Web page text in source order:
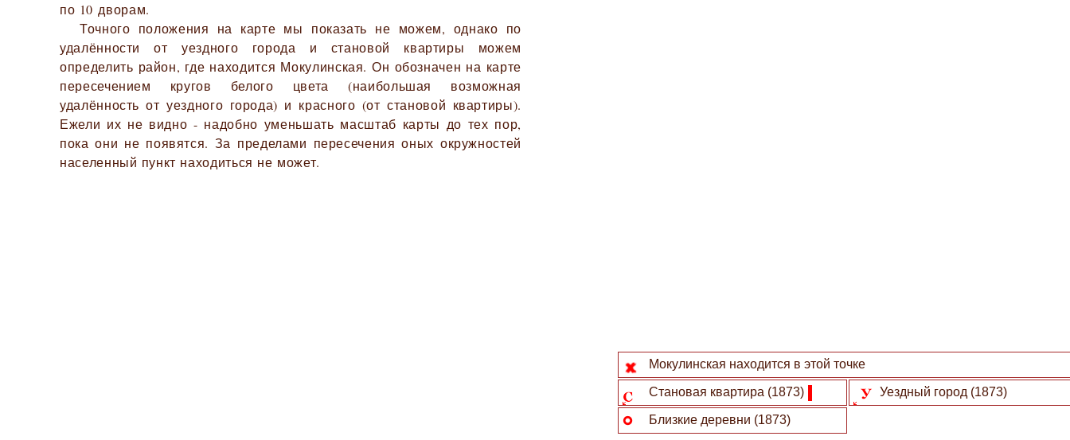
по 10 дворам.
Точного положения на карте мы показать не можем, однако по
удалённости от уездного города и становой квартиры можем
определить район, где находится Мокулинская. Он обозначен на карте
пересечением кругов белого цвета (наибольшая возможная
удалённость от уездного города) и красного (от становой квартиры).
Ежели их не видно - надобно уменьшать масштаб карты до тех пор,
пока они не появятся. За пределами пересечения оных окружностей
населенный пункт находиться не может.
Мокулинская находится в этой точке
Становая квартира (1873) Уездный город (1873)
Близкие деревни (1873)